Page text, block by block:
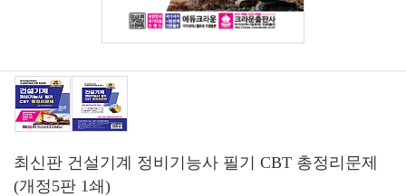
최신판 건설기계 정비기능사 필기 CBT 총정리문제
(개정5판 1쇄)